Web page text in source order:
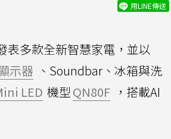
用LINE傳送
表多款全新智慧家電，並以
示器 、Soundbar、冰箱與洗
LED 機型 QN80F ，搭載AI